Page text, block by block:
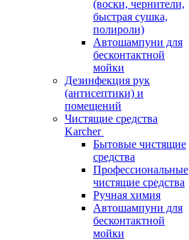
(воски, чернители,
быстрая сушка,
полироли)
Автошампуни для
бесконтактной
мойки
Дезинфекция рук
(антисептики) и
помещений
Чистящие средства
Karcher
Бытовые чистящие
средства
Профессиональные
чистящие средства
Ручная химия
Автошампуни для
бесконтактной
мойки